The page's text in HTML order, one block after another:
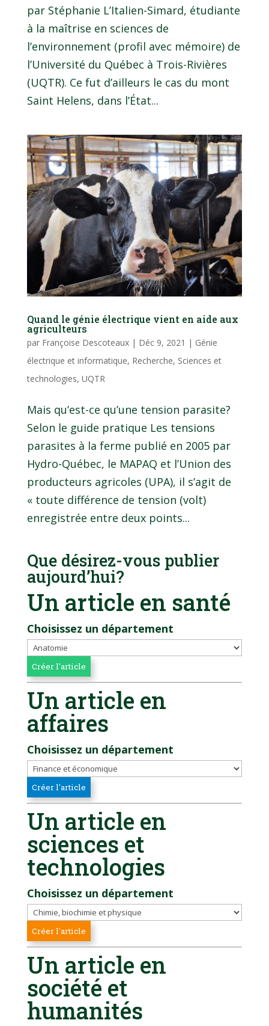
par Stéphanie L’Italien-Simard, étudiante
à la maîtrise en sciences de
l’environnement (profil avec mémoire) de
l’Université du Québec à Trois-Rivières
(UQTR). Ce fut d’ailleurs le cas du mont
Saint Helens, dans l’État...
Quand le génie électrique vient en aide aux
agriculteurs
par Françoise Descoteaux| Déc 9, 2021 | Génie
électrique et informatique, Recherche, Sciences et
technologies, UQTR
Mais qu’est-ce qu’une tension parasite?
Selon le guide pratique Les tensions
parasites à la ferme publié en 2005 par
Hydro-Québec, le MAPAQ et l’Union des
producteurs agricoles (UPA), il s’agit de
« toute différence de tension (volt)
enregistrée entre deux points...
Que désirez-vous publier
aujourd’hui?
Un article en santé
Choisissez un département
Un article en
affaires
Choisissez un département
Un article en
sciences et
technologies
Choisissez un département
Un article en
société et
humanités